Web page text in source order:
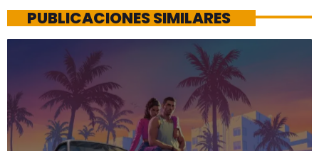
PUBLICACIONES SIMILARES